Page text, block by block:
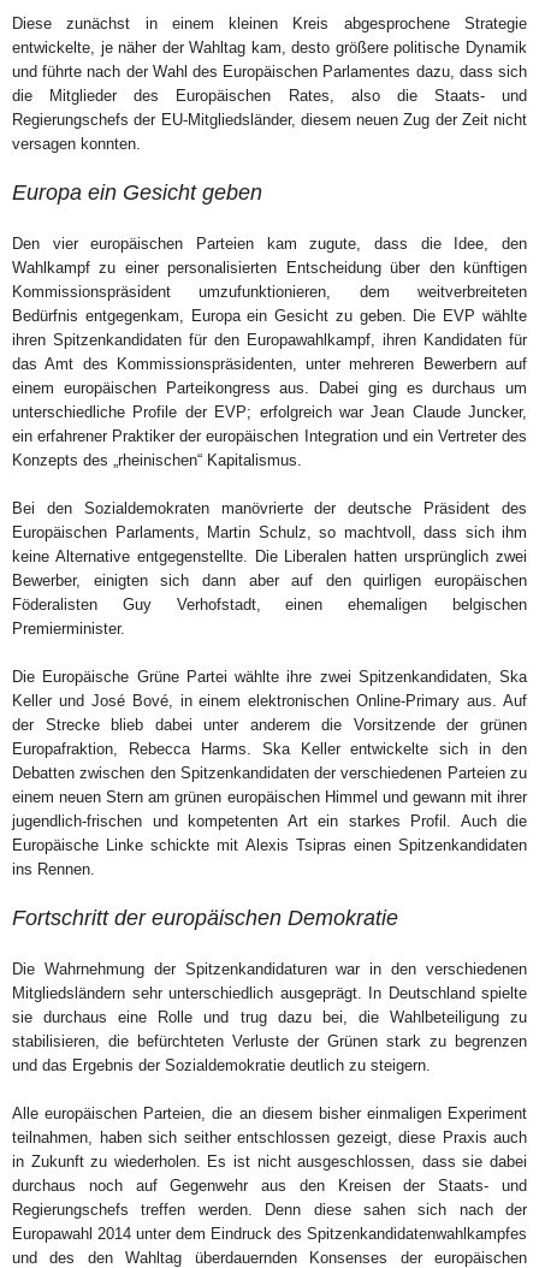
Diese zunächst in einem kleinen Kreis abgesprochene Strategie
entwickelte, je näher der Wahltag kam, desto größere politische Dynamik
und führte nach der Wahl des Europäischen Parlamentes dazu, dass sich
die Mitglieder des Europäischen Rates, also die Staats- und
Regierungschefs der EU-Mitgliedsländer, diesem neuen Zug der Zeit nicht
versagen konnten.
Europa ein Gesicht geben
Den vier europäischen Parteien kam zugute, dass die Idee, den
Wahlkampf zu einer personalisierten Entscheidung über den künftigen
Kommissionspräsident umzufunktionieren, dem weitverbreiteten
Bedürfnis entgegenkam, Europa ein Gesicht zu geben. Die EVP wählte
ihren Spitzenkandidaten für den Europawahlkampf, ihren Kandidaten für
das Amt des Kommissionspräsidenten, unter mehreren Bewerbern auf
einem europäischen Parteikongress aus. Dabei ging es durchaus um
unterschiedliche Profile der EVP; erfolgreich war Jean Claude Juncker,
ein erfahrener Praktiker der europäischen Integration und ein Vertreter des
Konzepts des „rheinischen“ Kapitalismus.
Bei den Sozialdemokraten manövrierte der deutsche Präsident des
Europäischen Parlaments, Martin Schulz, so machtvoll, dass sich ihm
keine Alternative entgegenstellte. Die Liberalen hatten ursprünglich zwei
Bewerber, einigten sich dann aber auf den quirligen europäischen
Föderalisten Guy Verhofstadt, einen ehemaligen belgischen
Premierminister.
Die Europäische Grüne Partei wählte ihre zwei Spitzenkandidaten, Ska
Keller und José Bové, in einem elektronischen Online-Primary aus. Auf
der Strecke blieb dabei unter anderem die Vorsitzende der grünen
Europafraktion, Rebecca Harms. Ska Keller entwickelte sich in den
Debatten zwischen den Spitzenkandidaten der verschiedenen Parteien zu
einem neuen Stern am grünen europäischen Himmel und gewann mit ihrer
jugendlich-frischen und kompetenten Art ein starkes Profil. Auch die
Europäische Linke schickte mit Alexis Tsipras einen Spitzenkandidaten
ins Rennen.
Fortschritt der europäischen Demokratie
Die Wahrnehmung der Spitzenkandidaturen war in den verschiedenen
Mitgliedsländern sehr unterschiedlich ausgeprägt. In Deutschland spielte
sie durchaus eine Rolle und trug dazu bei, die Wahlbeteiligung zu
stabilisieren, die befürchteten Verluste der Grünen stark zu begrenzen
und das Ergebnis der Sozialdemokratie deutlich zu steigern.
Alle europäischen Parteien, die an diesem bisher einmaligen Experiment
teilnahmen, haben sich seither entschlossen gezeigt, diese Praxis auch
in Zukunft zu wiederholen. Es ist nicht ausgeschlossen, dass sie dabei
durchaus noch auf Gegenwehr aus den Kreisen der Staats- und
Regierungschefs treffen werden. Denn diese sahen sich nach der
Europawahl 2014 unter dem Eindruck des Spitzenkandidatenwahlkampfes
und des den Wahltag überdauernden Konsenses der europäischen